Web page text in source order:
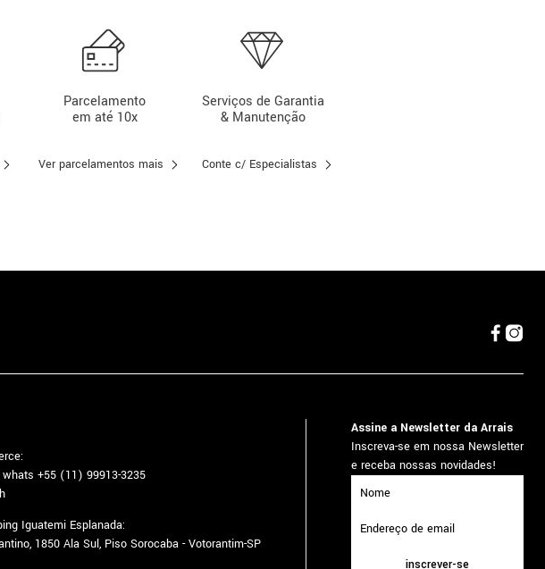
Parcelamento
em até 10x
Ver parcelamentos mais
Serviços de Garantia
& Manutenção
Conte c/ Especialistas
+55 (11) 99913-3235
Iguatemi Esplanada:
1850 Ala Sul, Piso Sorocaba - Votorantim-SP
Assine a Newsletter da Arrais
Inscreva-se em nossa Newsletter
e receba nossas novidades!
inscrever-se